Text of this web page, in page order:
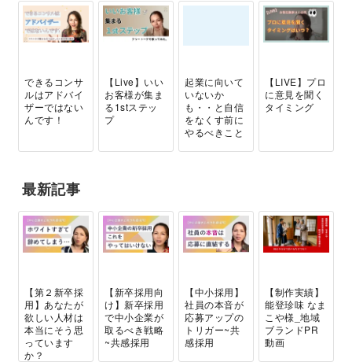
できるコンサ
ルはアドバイ
ザーではない
んです！
【Live】いい
お客様が集ま
る1stステッ
プ
起業に向いて
いないか
も・・と自信
をなくす前に
やるべきこと
【LIVE】プロ
に意見を聞く
タイミング
最新記事
【第２新卒採
用】あなたが
欲しい人材は
本当にそう思
っています
か？
【新卒採用向
け】新卒採用
で中小企業が
取るべき戦略
~共感採用
【中小採用】
社員の本音が
応募アップの
トリガー~共
感採用
【制作実績】
能登珍味 なま
こや様_地域
ブランドPR
動画